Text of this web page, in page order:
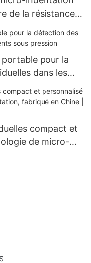
de la résistance
Dryer
pour la
dans les
compact et
de micro-